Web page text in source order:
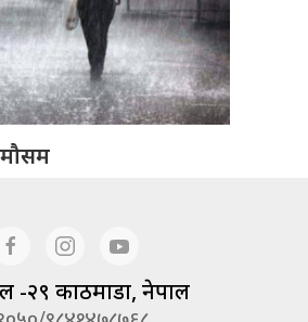
-२९ काठमाडौं, नेपाल